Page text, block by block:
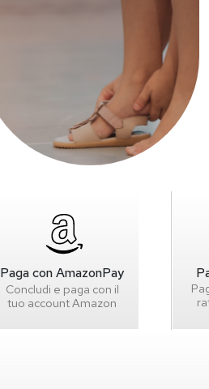
Paga con AmazonPay
Concludi e paga con il
tuo account Amazon